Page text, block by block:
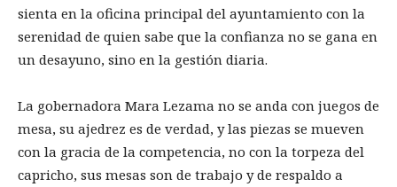
sienta en la oficina principal del ayuntamiento con la
serenidad de quien sabe que la confianza no se gana en
un desayuno, sino en la gestión diaria.
La gobernadora Mara Lezama no se anda con juegos de
mesa, su ajedrez es de verdad, y las piezas se mueven
con la gracia de la competencia, no con la torpeza del
capricho, sus mesas son de trabajo y de respaldo a